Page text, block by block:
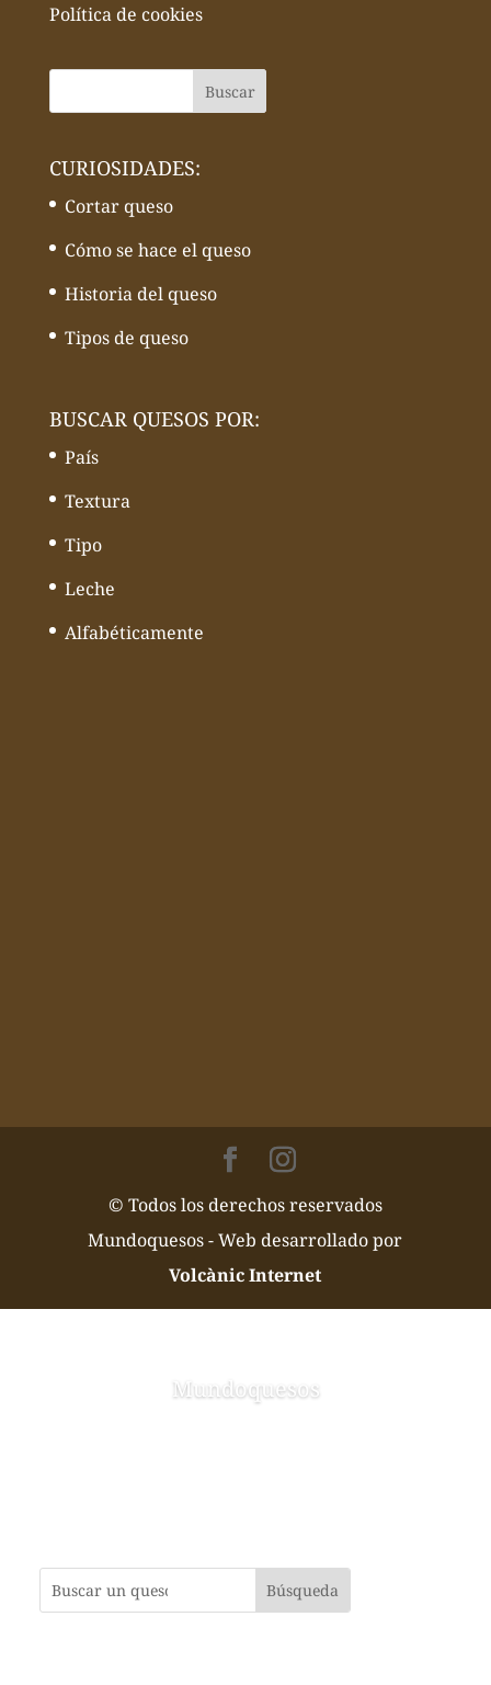
Política de cookies
CURIOSIDADES:
Cortar queso
Cómo se hace el queso
Historia del queso
Tipos de queso
BUSCAR QUESOS POR:
País
Textura
Tipo
Leche
Alfabéticamente
© Todos los derechos reservados
Mundoquesos - Web desarrollado por
Volcànic Internet
Mundoquesos